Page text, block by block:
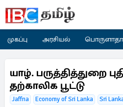
முகப்பு அரசியல்
யாழ். பருத்தித்துறை
தற்காலிக பூட்டு
Jaffna Economy of Sri Lanka
Sri